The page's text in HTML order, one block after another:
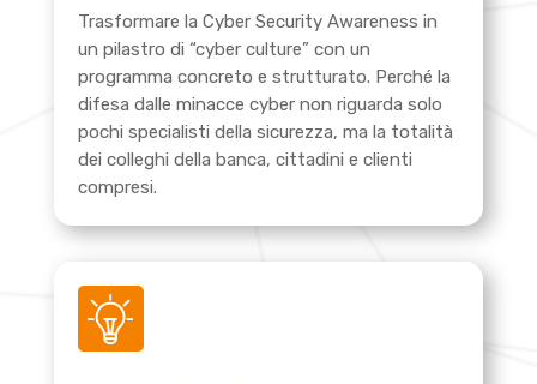
Trasformare la Cyber Security Awareness in
un pilastro di “cyber culture” con un
programma concreto e strutturato. Perché la
difesa dalle minacce cyber non riguarda solo
pochi specialisti della sicurezza, ma la totalità
dei colleghi della banca, cittadini e clienti
compresi.